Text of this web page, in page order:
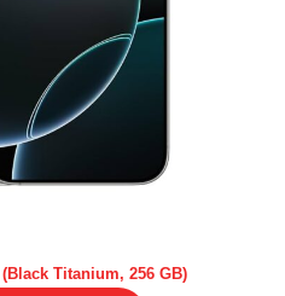
Titanium, 256 GB)